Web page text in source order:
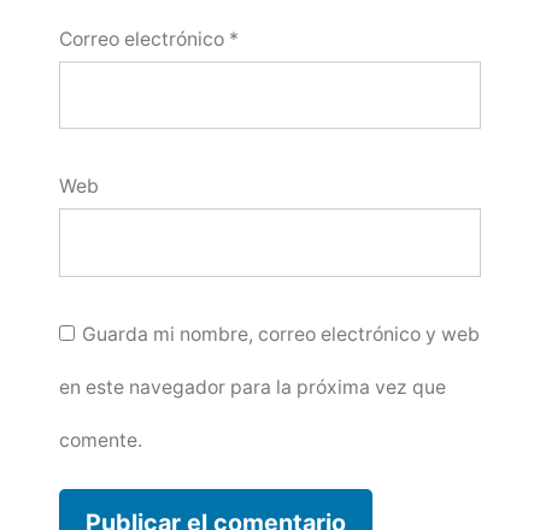
Correo electrónico *
Web
Guarda mi nombre, correo electrónico y web
en este navegador para la próxima vez que
comente.